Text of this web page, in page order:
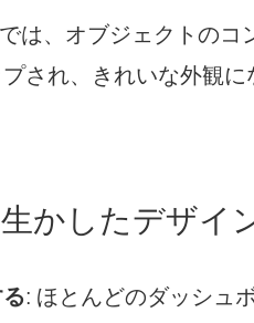
は、オブジェクトのコ
され、きれいな外観に
かしたデザイ
: ほとんどのダッシュ